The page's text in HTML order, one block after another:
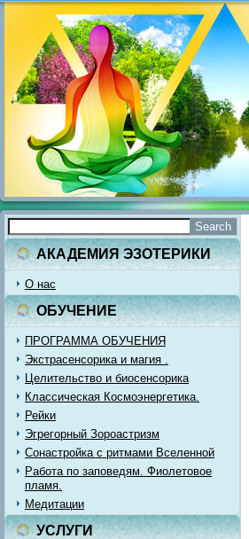
АКАДЕМИЯ ЭЗОТЕРИКИ
О нас
ОБУЧЕНИЕ
ПРОГРАММА ОБУЧЕНИЯ
Экстрасенсорика и магия .
Целительство и биосенсорика
Классическая Космоэнергетика.
Рейки
Эгрегорный Зороастризм
Сонастройка с ритмами Вселенной
Работа по заповедям. Фиолетовое
пламя.
Медитации
УСЛУГИ